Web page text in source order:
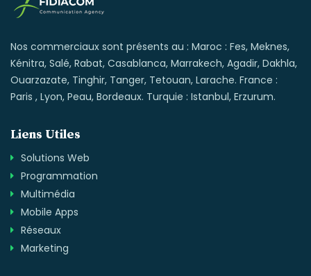
Nos commerciaux sont présents au : Maroc : Fes, Meknes,
Kénitra, Salé, Rabat, Casablanca, Marrakech, Agadir, Dakhla,
Ouarzazate, Tinghir, Tanger, Tetouan, Larache. France :
Paris , Lyon, Peau, Bordeaux. Turquie : Istanbul, Erzurum.
Liens Utiles
Solutions Web
Programmation
Multimédia
Mobile Apps
Réseaux
Marketing